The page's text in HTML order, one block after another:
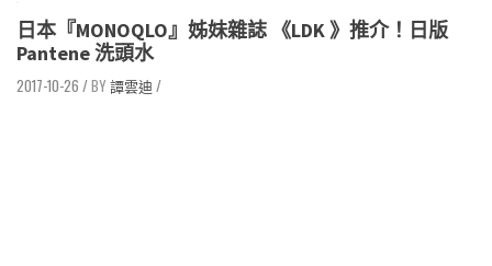
日本『MONOQLO』姊妹雜誌 《LDK 》推介！日版
Pantene 洗頭水
2017-10-26 / 譚雲迪 /